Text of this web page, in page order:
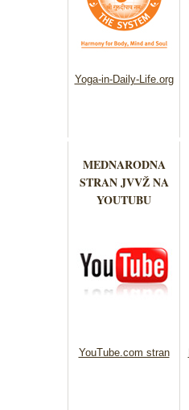
Yoga-in-Daily-Life.org
MEDNARODNA
STRAN JVVŽ NA
YOUTUBU
YouTube.com stran